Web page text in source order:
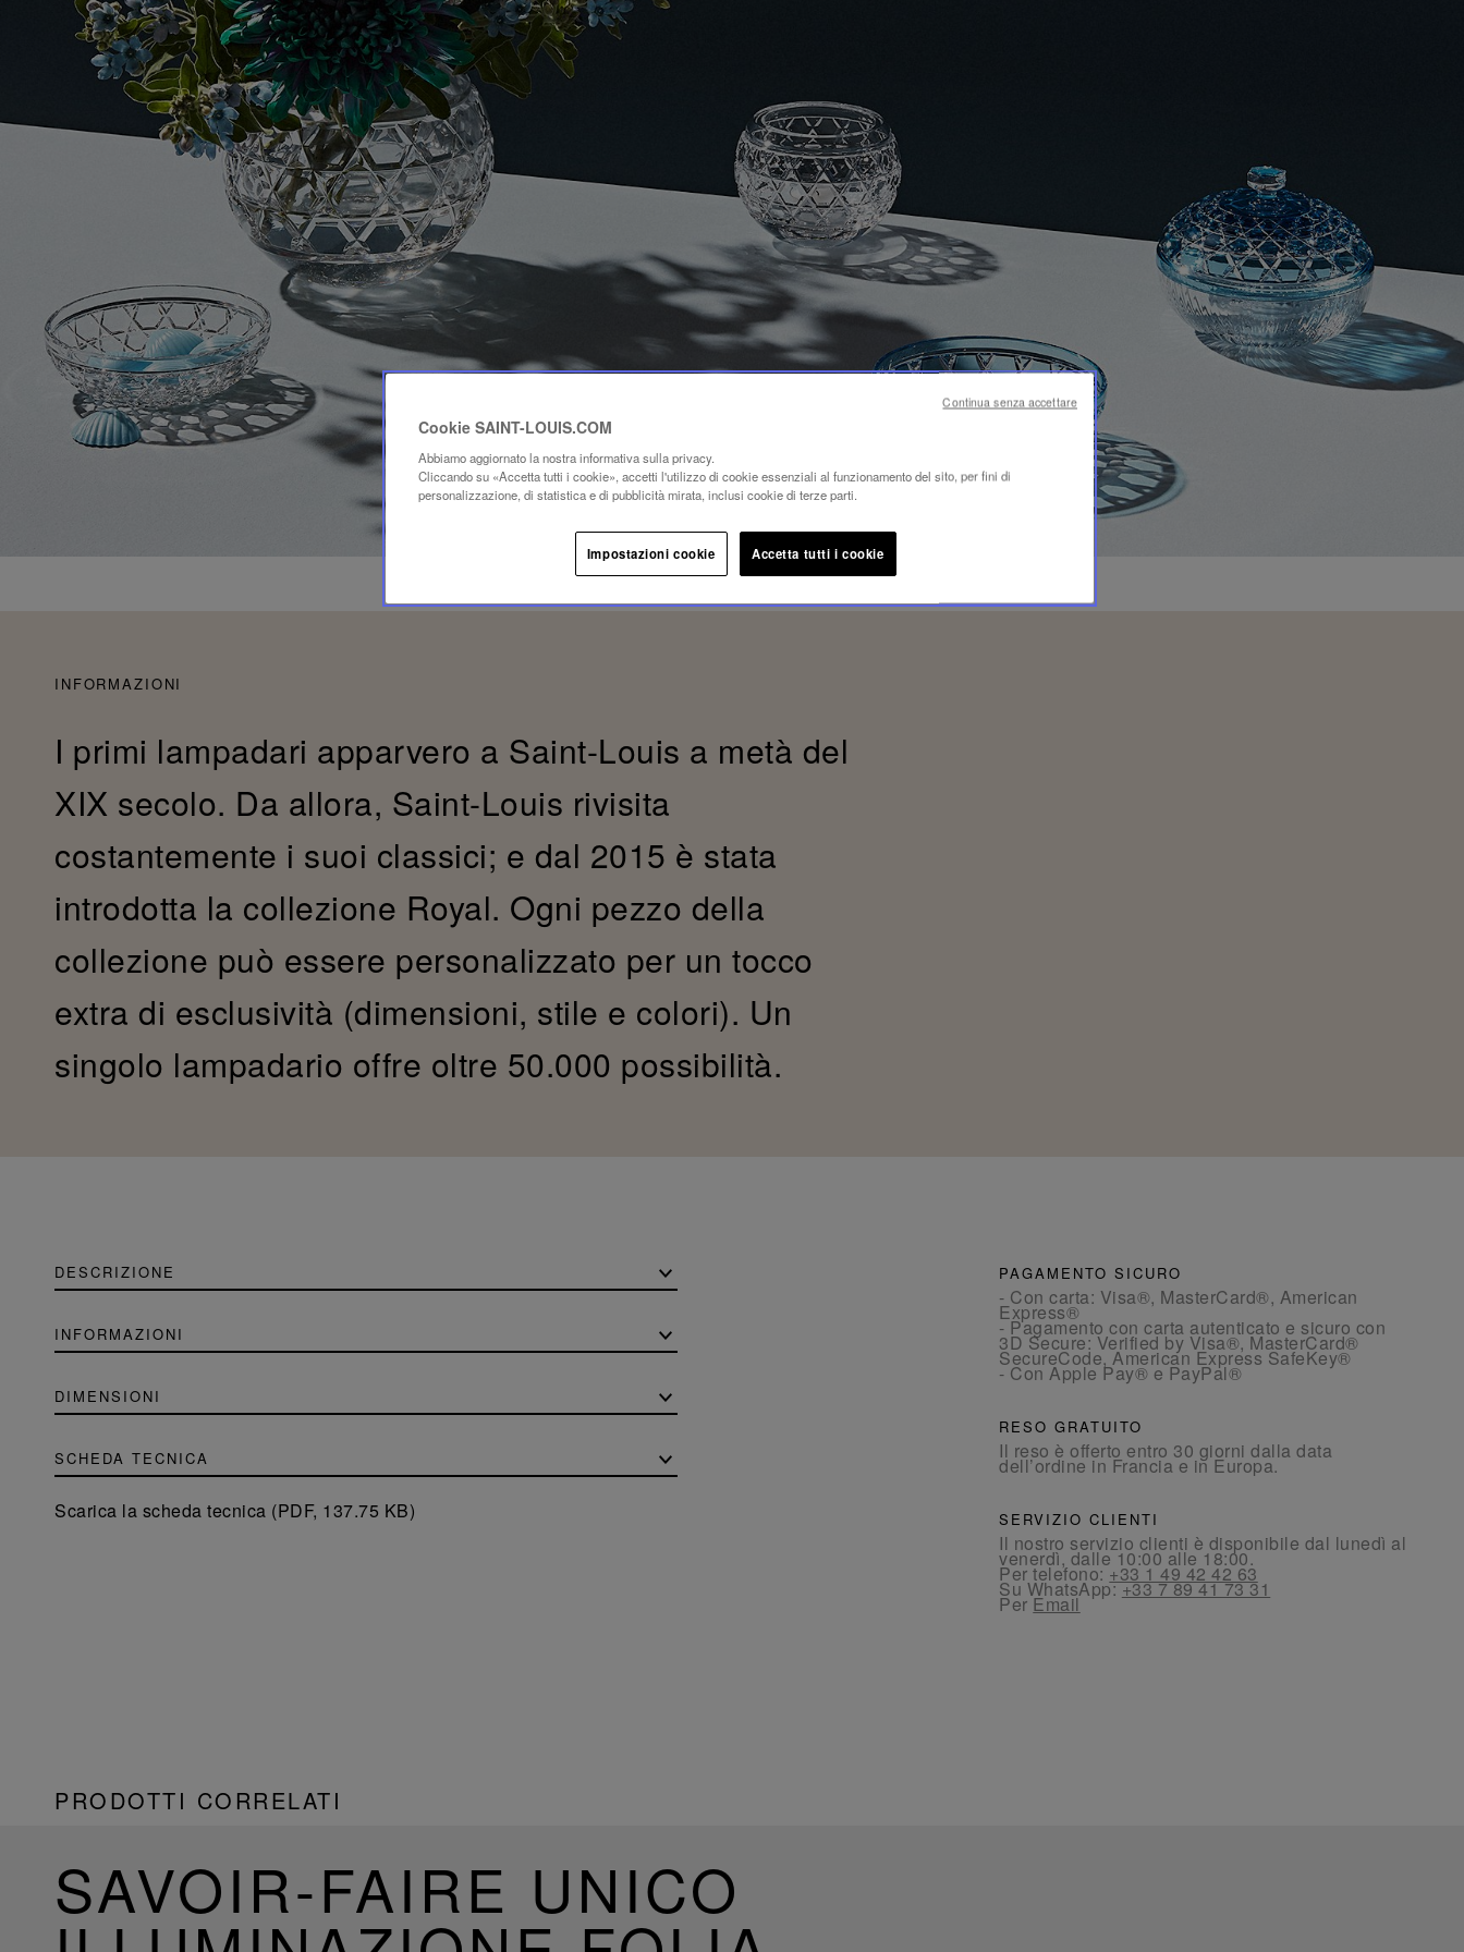
INFORMAZIONI
I primi lampadari apparvero a Saint-Louis a metà del
XIX secolo. Da allora, Saint-Louis rivisita
costantemente i suoi classici; e dal 2015 è stata
introdotta la collezione Royal. Ogni pezzo della
collezione può essere personalizzato per un tocco
extra di esclusività (dimensioni, stile e colori). Un
singolo lampadario offre oltre 50.000 possibilità.
DESCRIZIONE
INFORMAZIONI
DIMENSIONI
SCHEDA TECNICA
Scarica la scheda tecnica (PDF, 137.75 KB)
PAGAMENTO SICURO
- Con carta: Visa®, MasterCard®, American
Express®
- Pagamento con carta autenticato e sicuro con
3D Secure: Verified by Visa®, MasterCard®
SecureCode, American Express SafeKey®
- Con Apple Pay® e PayPal®
RESO GRATUITO
Il reso è offerto entro 30 giorni dalla data
dell’ordine in Francia e in Europa.
SERVIZIO CLIENTI
Il nostro servizio clienti è disponibile dal lunedì al
venerdì, dalle 10:00 alle 18:00.
Per telefono:+33 1 49 42 42 63
Su WhatsApp:+33 7 89 41 73 31
PerEmail
PRODOTTI CORRELATI
SAVOIR-FAIRE UNICO
Cookie SAINT-LOUIS.COM
Abbiamo aggiornato la nostra informativa sulla privacy.
Cliccando su «Accetta tutti i cookie», accetti l'utilizzo di cookie essenziali al funzionamento del sito, per fini di
personalizzazione, di statistica e di pubblicità mirata, inclusi cookie di terze parti.
Impostazioni cookie Accetta tutti i cookie
Continua senza accettare